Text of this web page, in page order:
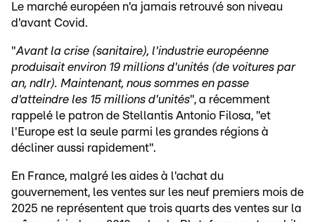
Le marché européen n'a jamais retrouvé son niveau
d'avant Covid.
"Avant la crise (sanitaire), l'industrie européenne
produisait environ 19 millions d'unités (de voitures par
an, ndlr). Maintenant, nous sommes en passe
d'atteindre les 15 millions d'unités", a récemment
rappelé le patron de Stellantis Antonio Filosa, "et
l'Europe est la seule parmi les grandes régions à
décliner aussi rapidement".
En France, malgré les aides à l'achat du
gouvernement, les ventes sur les neuf premiers mois de
2025 ne représentent que trois quarts des ventes sur la